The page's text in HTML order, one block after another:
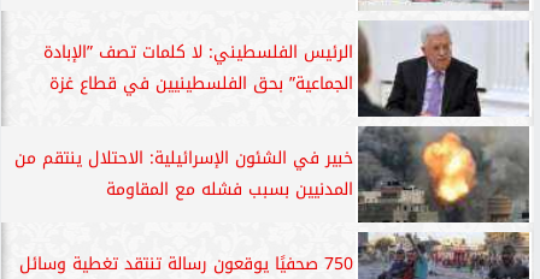
الرئيس الفلسطيني: لا كلمات تصف ”الإبادة
الجماعية” بحق الفلسطينيين في قطاع غزة
خبير في الشئون الإسرائيلية: الاحتلال ينتقم من
المدنيين بسبب فشله مع المقاومة
750 صحفيًا يوقعون رسالة تنتقد تغطية وسائل